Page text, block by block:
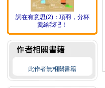
詞在有意思(2)：項羽，分杯
羹給我吧！
此作者無相關書籍